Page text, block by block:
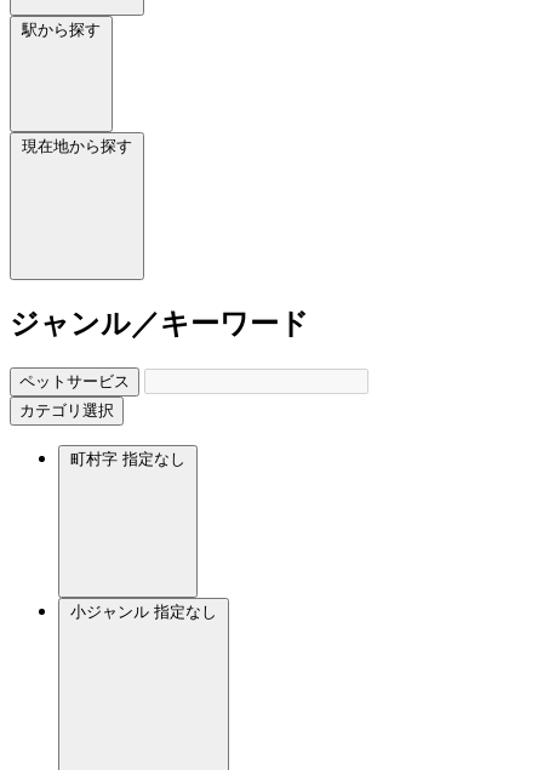
駅から探す
現在地から探す
ジャンル／キーワード
ペットサービス
カテゴリ選択
町村字 指定なし
小ジャンル 指定なし